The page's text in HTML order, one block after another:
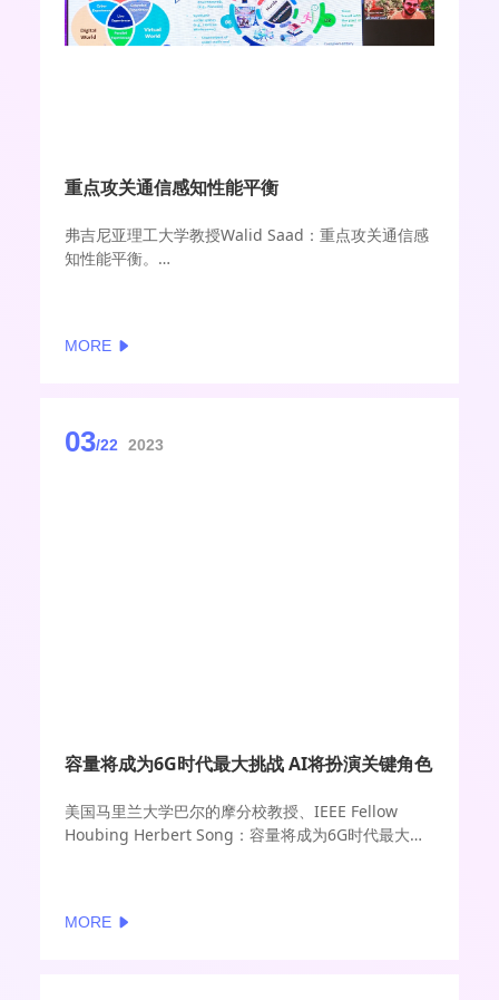
重点攻关通信感知性能平衡
弗吉尼亚理工大学教授Walid Saad：重点攻关通信感
知性能平衡。
MORE
03/22 2023
容量将成为6G时代最大挑战 AI将扮演关键角色
美国马里兰大学巴尔的摩分校教授、IEEE Fellow
Houbing Herbert Song：容量将成为6G时代最大挑
MORE